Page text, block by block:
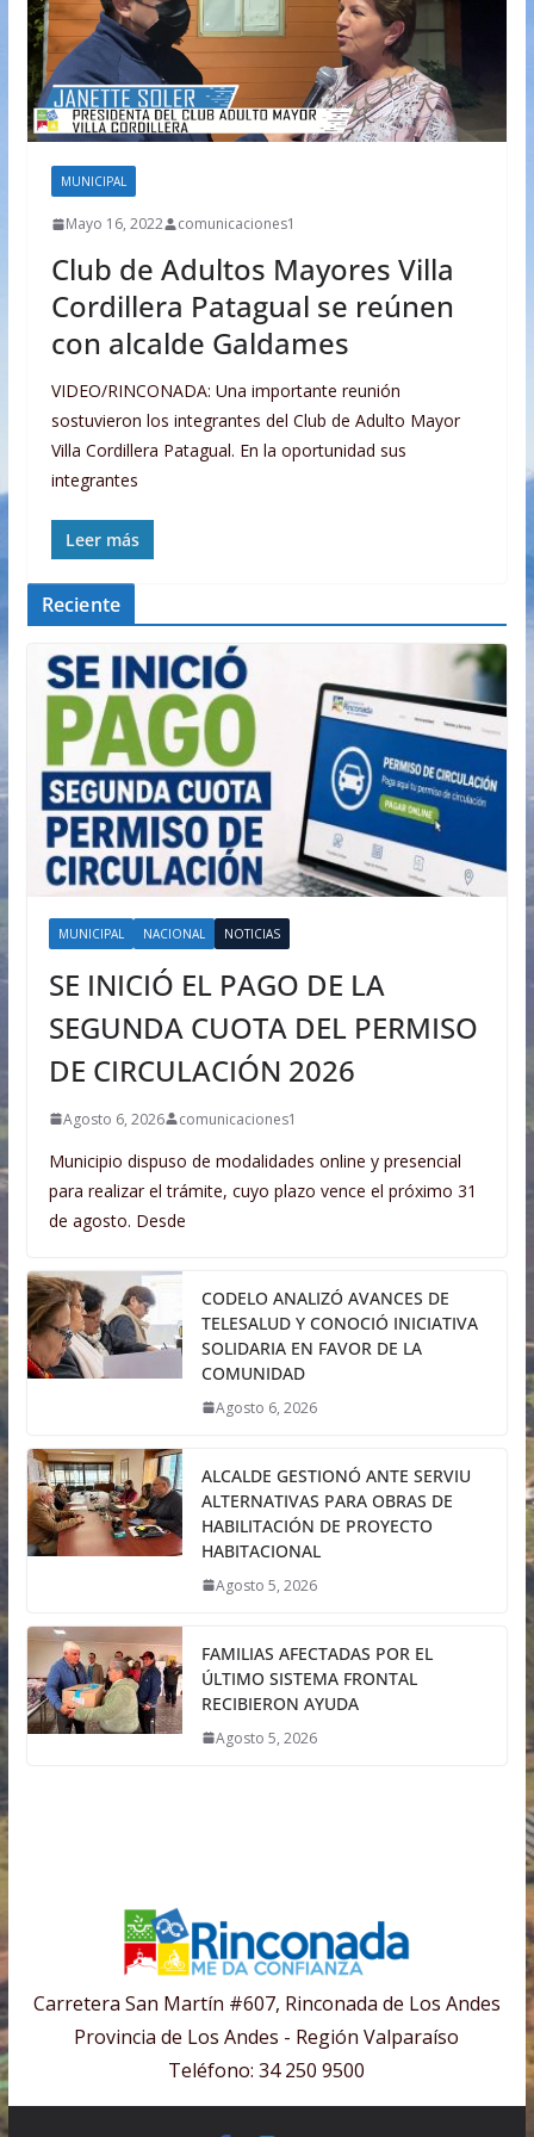
MUNICIPAL
Mayo 16, 2022 comunicaciones1
Club de Adultos Mayores Villa
Cordillera Patagual se reúnen
con alcalde Galdames
VIDEO/RINCONADA: Una importante reunión
sostuvieron los integrantes del Club de Adulto Mayor
Villa Cordillera Patagual. En la oportunidad sus
integrantes
Leer más
Reciente
MUNICIPAL NACIONAL NOTICIAS
SE INICIÓ EL PAGO DE LA
SEGUNDA CUOTA DEL PERMISO
DE CIRCULACIÓN 2026
Agosto 6, 2026 comunicaciones1
Municipio dispuso de modalidades online y presencial
para realizar el trámite, cuyo plazo vence el próximo 31
de agosto. Desde
CODELO ANALIZÓ AVANCES DE
TELESALUD Y CONOCIÓ INICIATIVA
SOLIDARIA EN FAVOR DE LA
COMUNIDAD
Agosto 6, 2026
ALCALDE GESTIONÓ ANTE SERVIU
ALTERNATIVAS PARA OBRAS DE
HABILITACIÓN DE PROYECTO
HABITACIONAL
Agosto 5, 2026
FAMILIAS AFECTADAS POR EL
ÚLTIMO SISTEMA FRONTAL
RECIBIERON AYUDA
Agosto 5, 2026
Carretera San Martín #607, Rinconada de Los Andes
Provincia de Los Andes - Región Valparaíso
Teléfono: 34 250 9500